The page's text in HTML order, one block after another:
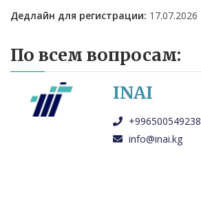
Дедлайн для регистрации: 17.07.2026
По всем вопросам:
INAI
+996500549238
info@inai.kg